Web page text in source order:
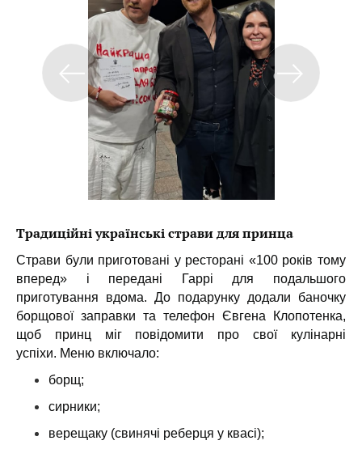
Традиційні українські страви для принца
Страви були приготовані у ресторані «100 років тому
вперед» і передані Гаррі для подальшого
приготування вдома. До подарунку додали баночку
борщової заправки та телефон Євгена Клопотенка,
щоб принц міг повідомити про свої кулінарні
успіхи. Меню включало:
борщ;
сирники;
верещаку (свинячі реберця у квасі);